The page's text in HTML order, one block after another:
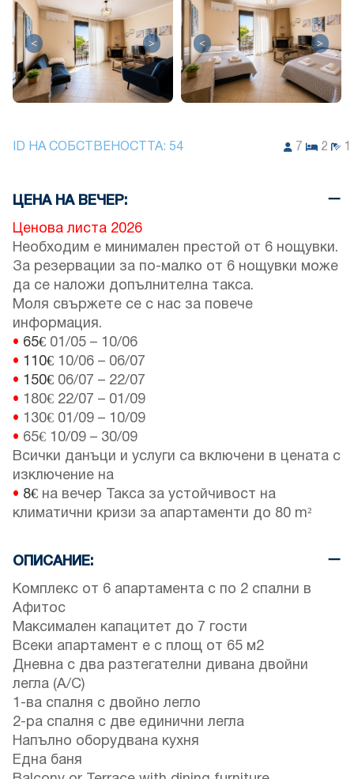
< > < >
ID НА СОБСТВЕНОСТТА: 54 7 2
ЦЕНА НА ВЕЧЕР:
Ценова листа 2026
Необходим е минимален престой от 6 нощувки.
За резервации за по-малко от 6 нощувки може
да се наложи допълнителна такса.
Моля свържете се с нас за повече
информация.
• 65€ 01/05 – 10/06
• 110€ 10/06 – 06/07
• 150€ 06/07 – 22/07
• 180€ 22/07 – 01/09
• 130€ 01/09 – 10/09
• 65€ 10/09 – 30/09
Всички данъци и услуги са включени в цената с
изключение на
• 8€ на вечер Такса за устойчивост на
климатични кризи за апартаменти до 80 m²
ОПИСАНИЕ:
Комплекс от 6 апартамента с по 2 спални в
Афитос
Максимален капацитет до 7 гости
Всеки апартамент е с площ от 65 м2
Дневна с два разтегателни дивана двойни
легла (A/C)
1-ва спалня с двойно легло
2-ра спалня с две единични легла
Напълно оборудвана кухня
Една баня